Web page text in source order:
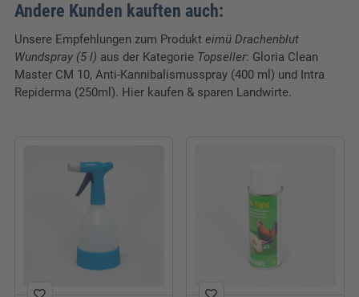
Verpackungseinheit:
Breite: 143 cm
Länge: 196 cm
Höhe:
Andere Kunden kauften auch:
Unsere Empfehlungen zum Produkt eimü Drachenblut
Wundspray (5 l) aus der Kategorie Topseller: Gloria Clean
Master CM 10, Anti-Kannibalismusspray (400 ml) und Intra
Repiderma (250ml). Hier kaufen & sparen Landwirte.